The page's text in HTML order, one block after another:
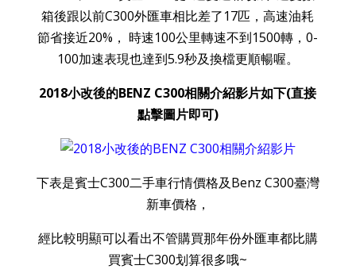
2018小改後的BENZ C300相關介紹影片如下(直接
點擊圖片即可)
下表是賓士C300二手車行情價格及Benz C300臺灣
新車價格，
經比較明顯可以看出不管購買那年份外匯車都比購
買賓士C300划算很多哦~